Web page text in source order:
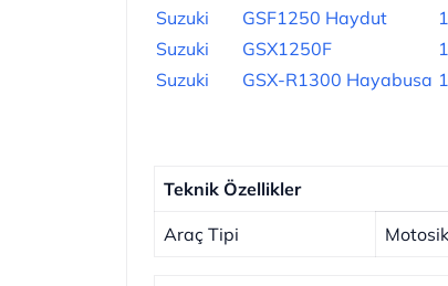
Suzuki
GSF1250 Haydut
Suzuki
GSX1250F
Suzuki
GSX-R1300 Hayabusa
Teknik Özellikler
Araç Tipi